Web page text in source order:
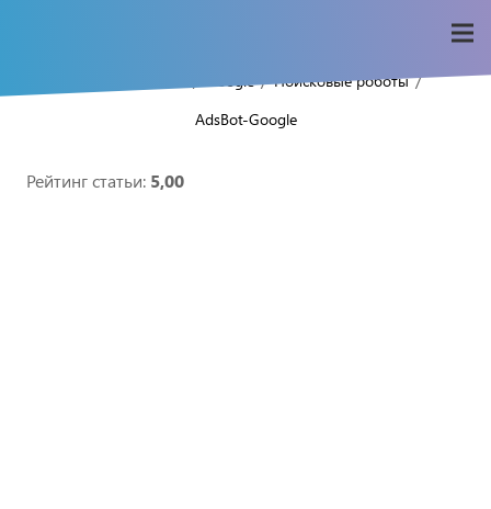
Google / Поисковые роботы /
AdsBot-Google
Рейтинг статьи: 5,00